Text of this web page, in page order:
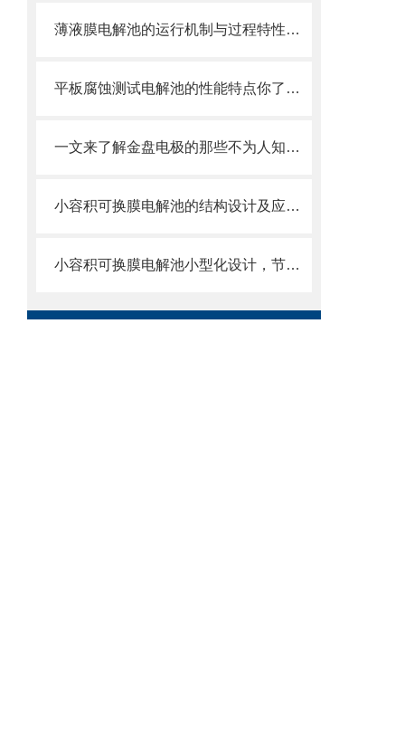
薄液膜电解池的运行机制与过程特性分享
平板腐蚀测试电解池的性能特点你了解多少？
一文来了解金盘电极的那些不为人知的特点
小容积可换膜电解池的结构设计及应用领域
小容积可换膜电解池小型化设计，节省空间